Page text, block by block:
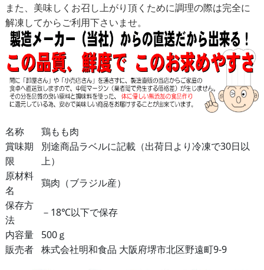
また、美味しくお召し上がり頂くために調理の際は完全に
解凍してからご利用下さいませ。
名称
鶏もも肉
賞味期
限
別途商品ラベルに記載（出荷日より冷凍で30日以
上）
原材料
名
鶏肉（ブラジル産）
保存方
法
－18℃以下で保存
内容量
500ｇ
販売者 株式会社明和食品 大阪府堺市北区野遠町9-9